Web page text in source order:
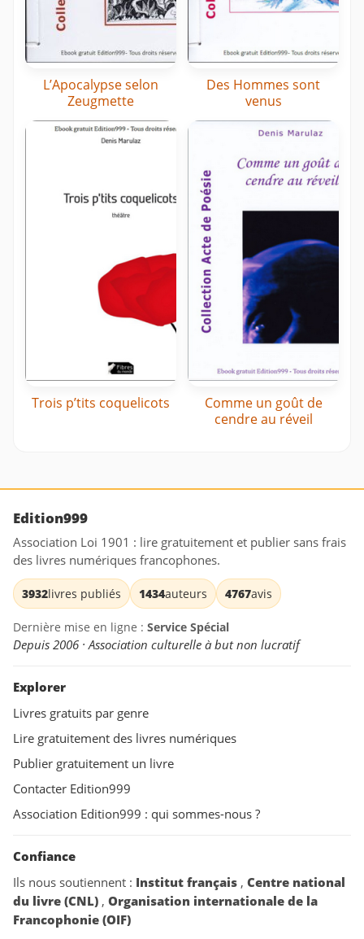
L’Apocalypse selon
Zeugmette
Des Hommes sont
venus
Trois p’tits coquelicots
Comme un goût de
cendre au réveil
Edition999
Association Loi 1901 : lire gratuitement et publier sans frais
des livres numériques francophones.
3932livres publiés 1434auteurs 4767avis
Dernière mise en ligne : Service Spécial
Depuis 2006 · Association culturelle à but non lucratif
Explorer
Livres gratuits par genre
Lire gratuitement des livres numériques
Publier gratuitement un livre
Contacter Edition999
Association Edition999 : qui sommes-nous ?
Confiance
Ils nous soutiennent : Institut français , Centre national
du livre (CNL) , Organisation internationale de la
Francophonie (OIF)